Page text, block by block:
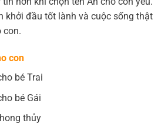
khởi đầu tốt lành và cuộc sống thật
con.
con
bé Trai
bé Gái
thủy